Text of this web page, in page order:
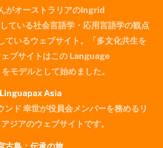
がオーストラリアのIngrid
ている社会言語学・応用言語学の観点
ているウェブサイト。「多文化共生を
ブサイトはこの Language
モデルとして始めました。
Linguapax Asia
ンド 幸世が役員会メンバーを務めるリ
ジアのウェブサイトです。
古島：伝承の旅